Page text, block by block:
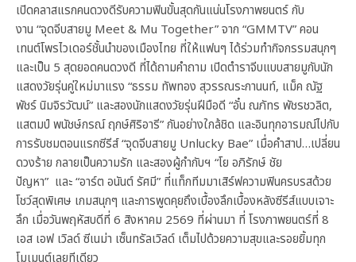
เปิดคลาสแรกคนดวงดีรับความฟินขั้นสุดกันแน่นโรงภาพยนตร์ กับ
งาน “จุดจีบสายมู Meet & Mu Together” จาก “GMMTV” คอน
เทนต์โพรไวเดอร์ชั้นนำของเมืองไทย ที่ให้แฟนๆ ได้ร่วมทำกิจกรรมสนุกๆ
และเป็น 5 สุดยอดคนดวงดี ที่ได้ถามคำถาม เปิดตำราจีบแบบสายมูกับนัก
แสดงวัยรุ่นคู่ใหม่มาแรง “ธรรม ทัพทอง สุวรรณระกานนท์, แม็ค ณัฐ
พัชร์ นิมจิรวัฒน์” และสองนักแสดงวัยรุ่นฝีมือดี “อั๋น ณภัทร พัชรชวลิต,
แสตมป์ พนัชษ์กรณ์ ฤกษ์ศิริอารี” กันอย่างใกล้ชิด และอินทุกอารมณ์ไปกับ
การรับชมตอนแรกซีรีส์ “จุดจีบสายมู Unlucky Bae” เมื่อคำสาป…เปลี่ยน
ดวงร้าย กลายเป็นความรัก และสองผู้กำกับฯ “โย อภิรักษ์ ชัย
ปัญหา” และ “อาร์ต อนันต์ รัศมี” ที่แท็กทีมมาเสิร์ฟความฟินครบรสด้วย
โชว์สุดพิเศษ เกมสนุกๆ และการพูดคุยถึงเบื้องลึกเบื้องหลังซีรีส์แบบเจาะ
ลึก เมื่อวันพฤหัสบดีที่ 6 สิงหาคม 2569 ที่ผ่านมา ที่ โรงภาพยนตร์ที่ 8
เอส เอฟ เวิลด์ ซีเนม่า เซ็นทรัลเวิลด์ เต็มไปด้วยความสุขและรอยยิ้มทุก
โมเมนต์เลยทีเดียว